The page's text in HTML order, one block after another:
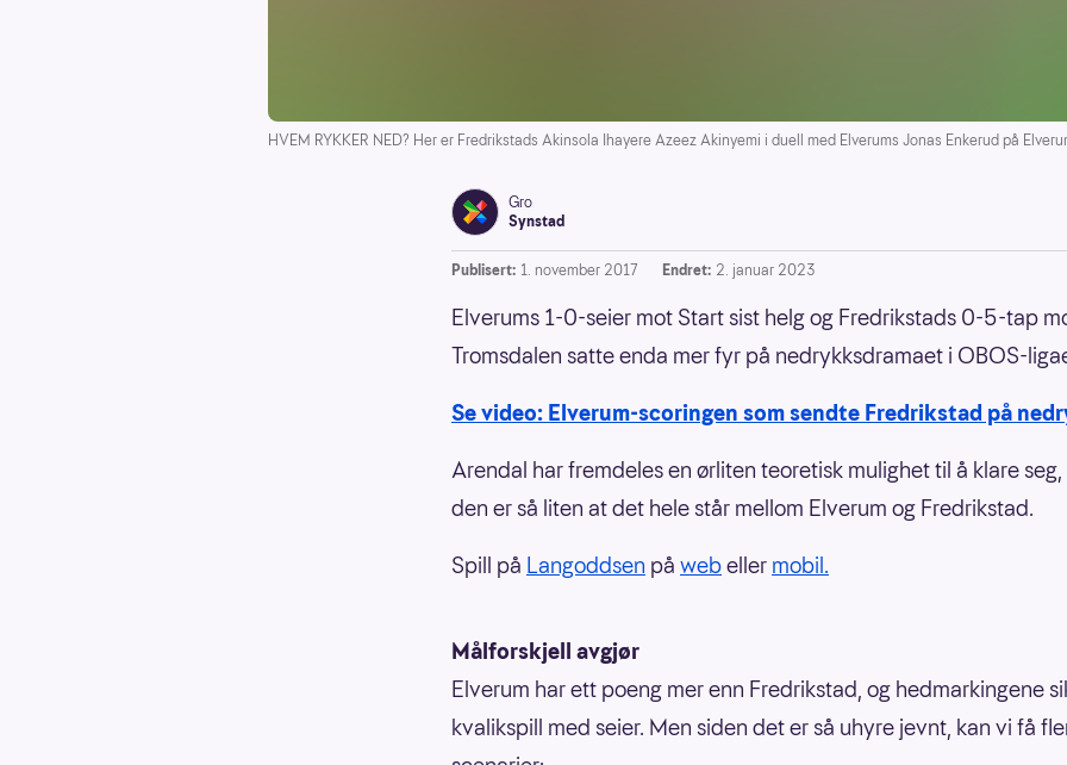
HVEM RYKKER NED? Her er Fredrikstads Akinsola Ihayere Azeez Akinyemi i duell med Elverums Jonas Enkerud på
Gro
Synstad
Publisert: 1. november 2017 Endret: 2. januar 2023
Elverums 1-0-seier mot Start sist helg og Fredrikstads 0-5-tap
Tromsdalen satte enda mer fyr på nedrykksdramaet i OBOS-
Se video: Elverum-scoringen som sendte Fredrikstad på
Arendal har fremdeles en ørliten teoretisk mulighet til å klare seg,
den er så liten at det hele står mellom Elverum og Fredrikstad.
Spill på Langoddsen på webeller mobil.
Målforskjell avgjør
Elverum har ett poeng mer enn Fredrikstad, og hedmarkingene
kvalikspill med seier. Men siden det er så uhyre jevnt, kan vi få